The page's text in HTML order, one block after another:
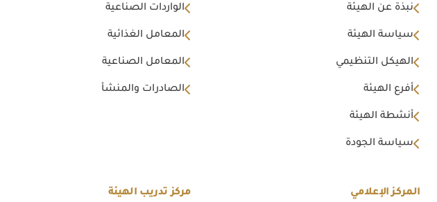
نبذة عن الهيئة
سياسة الهيئة
الهيكل التنظيمي
أفرع الهيئة
أنشطة الهيئة
سياسة الجودة
الواردات الصناعية
المعامل الغذائية
المعامل الصناعية
الصادرات والمنشأ
المركز الإعلامي مركز تدريب الهيئة